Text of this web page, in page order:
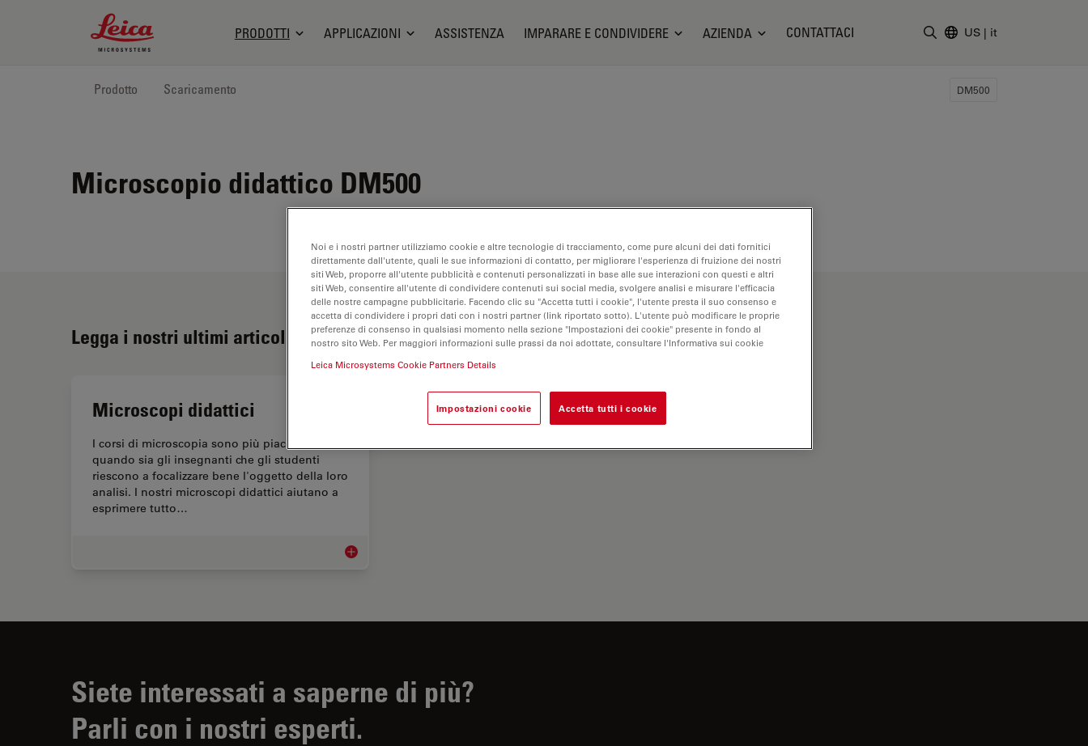
Leica Microsystems Logo
PRODOTTI APPLICAZIONI ASSISTENZA IMPARARE E CONDIVIDERE AZIENDA CONTATTACI US | it
Prodotto Scaricamento DM500
Microscopio didattico DM500
Legga i nostri ultimi articoli
Microscopi didattici
I corsi di microscopia sono più piacevoli
quando sia gli insegnanti che gli studenti
riescono a focalizzare bene l'oggetto della loro
analisi. I nostri microscopi didattici aiutano a
esprimere tutto…
Microscopi didattici
Siete interessati a saperne di più?
Parli con i nostri esperti.
Noi e i nostri partner utilizziamo cookie e altre tecnologie di tracciamento, come pure alcuni dei dati fornitici
direttamente dall'utente, quali le sue informazioni di contatto, per migliorare l'esperienza di fruizione dei nostri
siti Web, proporre all'utente pubblicità e contenuti personalizzati in base alle sue interazioni con questi e altri
siti Web, consentire all'utente di condividere contenuti sui social media, svolgere analisi e misurare l'efficacia
delle nostre campagne pubblicitarie. Facendo clic su "Accetta tutti i cookie", l'utente presta il suo consenso e
accetta di condividere i propri dati con i nostri partner (link riportato sotto). L'utente può modificare le proprie
preferenze di consenso in qualsiasi momento nella sezione "Impostazioni dei cookie" presente in fondo al
nostro sito Web. Per maggiori informazioni sulle prassi da noi adottate, consultare l'Informativa sui cookie
Leica Microsystems Cookie Partners Details
Impostazioni cookie Accetta tutti i cookie